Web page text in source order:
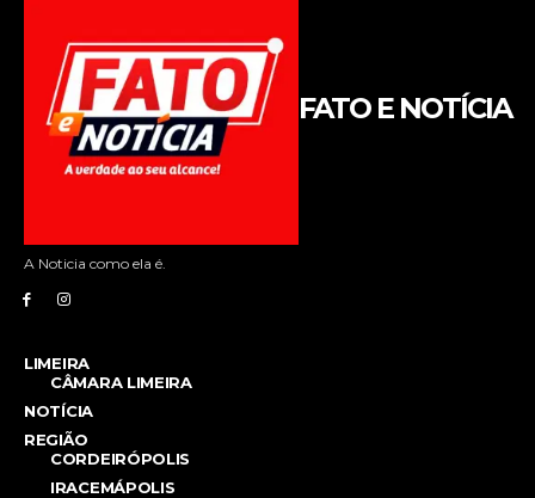
FATO E NOTÍCIA
A Noticia como ela é.
LIMEIRA
CÂMARA LIMEIRA
NOTÍCIA
REGIÃO
CORDEIRÓPOLIS
IRACEMÁPOLIS